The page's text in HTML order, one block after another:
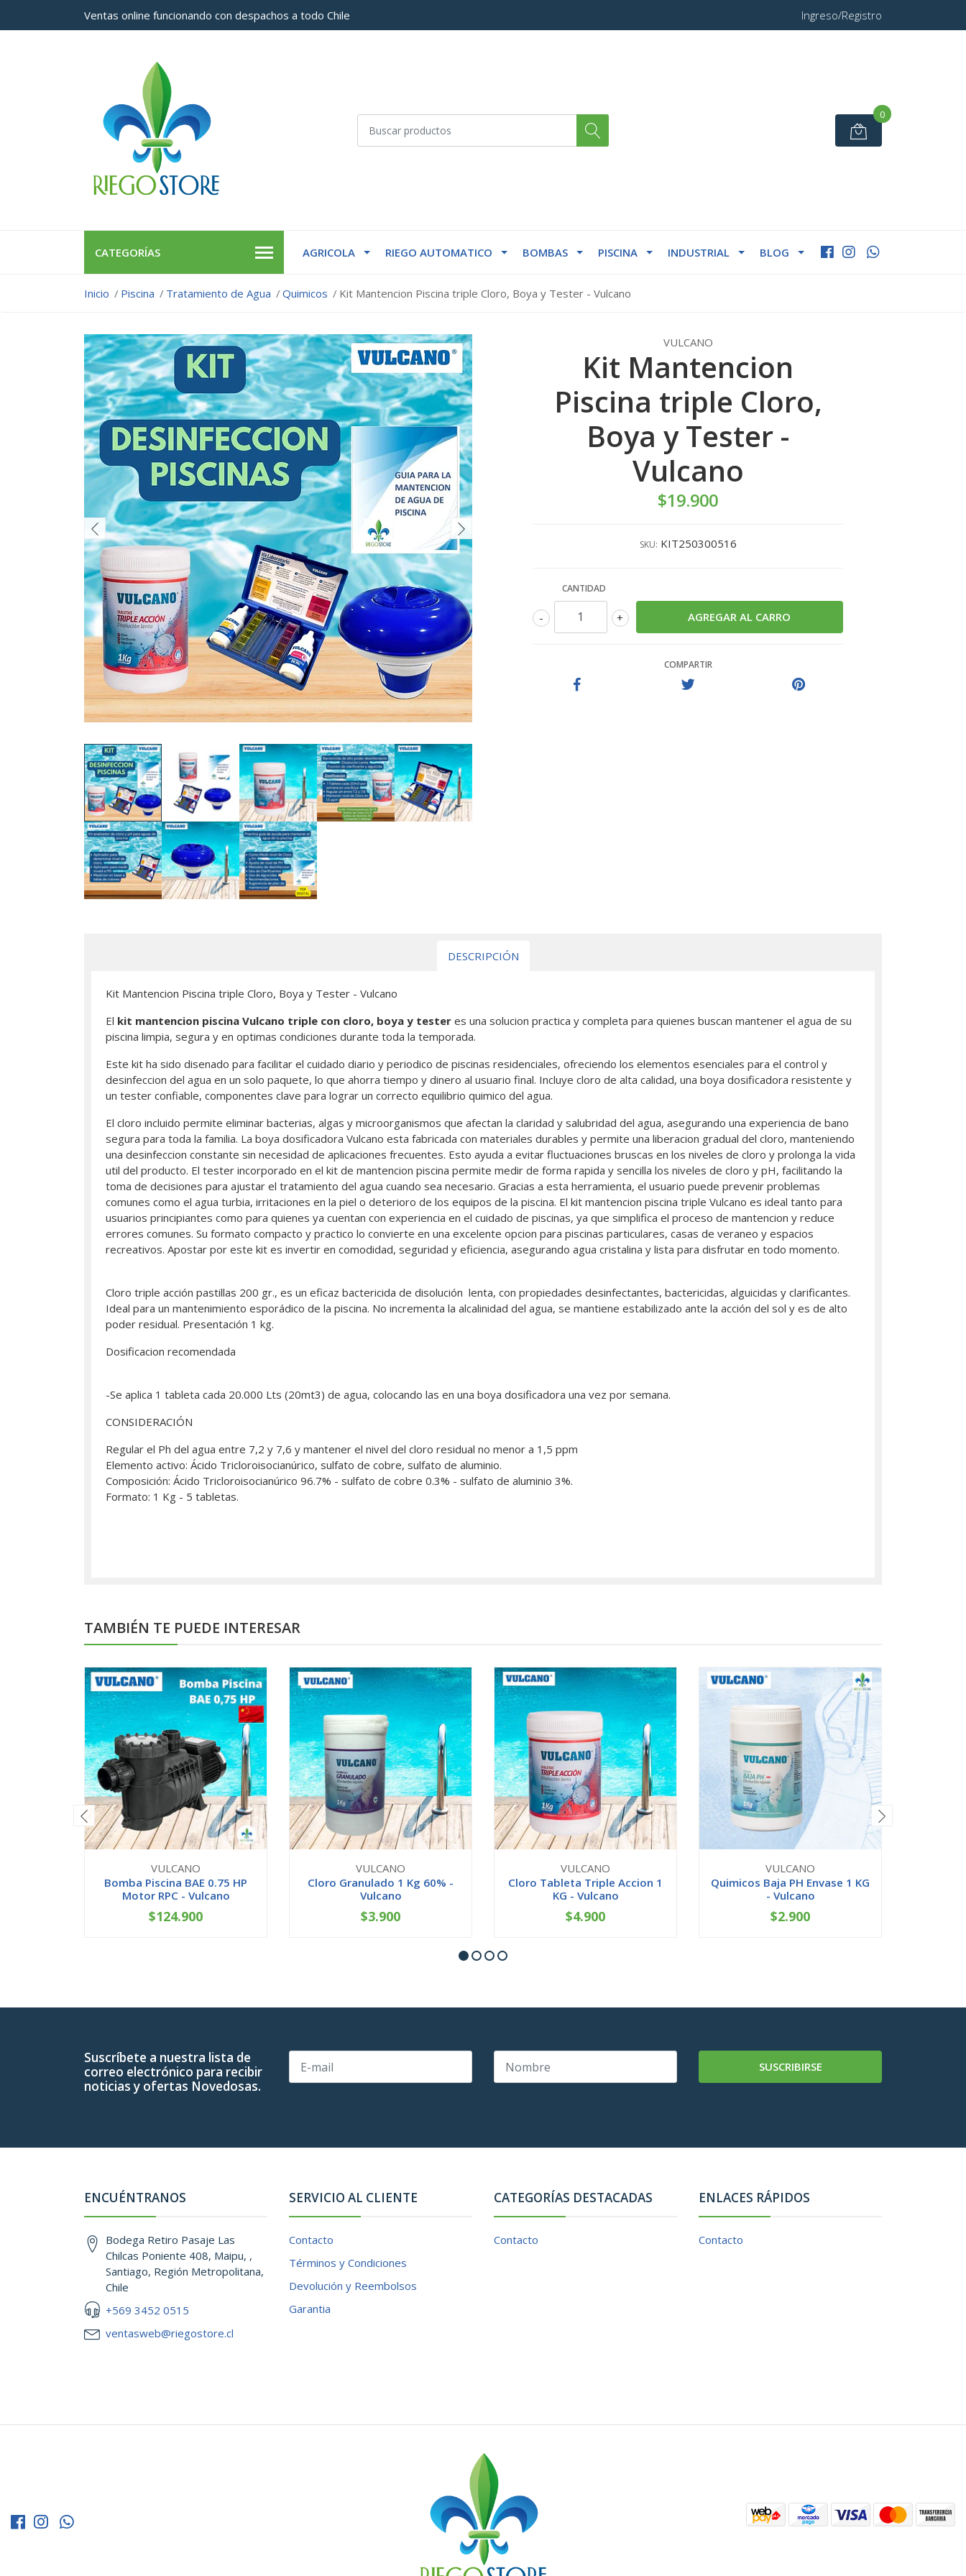
Ventas online funcionando con despachos a todo Chile Ingreso/Registro
0
CATEGORÍAS AGRICOLA RIEGO AUTOMATICO BOMBAS PISCINA INDUSTRIAL BLOG
Inicio Piscina Tratamiento de Agua Quimicos Kit Mantencion Piscina triple Cloro, Boya y Tester - Vulcano
VULCANO
Kit Mantencion
Piscina triple Cloro,
Boya y Tester -
Vulcano
$19.900
SKU: KIT250300516
CANTIDAD
+
-
COMPARTIR
DESCRIPCIÓN
Kit Mantencion Piscina triple Cloro, Boya y Tester - Vulcano
El kit mantencion piscina Vulcano triple con cloro, boya y tester es una solucion practica y completa para quienes buscan mantener el agua de su
piscina limpia, segura y en optimas condiciones durante toda la temporada.
Este kit ha sido disenado para facilitar el cuidado diario y periodico de piscinas residenciales, ofreciendo los elementos esenciales para el control y
desinfeccion del agua en un solo paquete, lo que ahorra tiempo y dinero al usuario final. Incluye cloro de alta calidad, una boya dosificadora resistente y
un tester confiable, componentes clave para lograr un correcto equilibrio quimico del agua.
El cloro incluido permite eliminar bacterias, algas y microorganismos que afectan la claridad y salubridad del agua, asegurando una experiencia de bano
segura para toda la familia. La boya dosificadora Vulcano esta fabricada con materiales durables y permite una liberacion gradual del cloro, manteniendo
una desinfeccion constante sin necesidad de aplicaciones frecuentes. Esto ayuda a evitar fluctuaciones bruscas en los niveles de cloro y prolonga la vida
util del producto. El tester incorporado en el kit de mantencion piscina permite medir de forma rapida y sencilla los niveles de cloro y pH, facilitando la
toma de decisiones para ajustar el tratamiento del agua cuando sea necesario. Gracias a esta herramienta, el usuario puede prevenir problemas
comunes como el agua turbia, irritaciones en la piel o deterioro de los equipos de la piscina. El kit mantencion piscina triple Vulcano es ideal tanto para
usuarios principiantes como para quienes ya cuentan con experiencia en el cuidado de piscinas, ya que simplifica el proceso de mantencion y reduce
errores comunes. Su formato compacto y practico lo convierte en una excelente opcion para piscinas particulares, casas de veraneo y espacios
recreativos. Apostar por este kit es invertir en comodidad, seguridad y eficiencia, asegurando agua cristalina y lista para disfrutar en todo momento.
Cloro triple acción pastillas 200 gr., es un eficaz bactericida de disolución lenta, con propiedades desinfectantes, bactericidas, alguicidas y clarificantes.
Ideal para un mantenimiento esporádico de la piscina. No incrementa la alcalinidad del agua, se mantiene estabilizado ante la acción del sol y es de alto
poder residual. Presentación 1 kg.
Dosificacion recomendada
-Se aplica 1 tableta cada 20.000 Lts (20mt3) de agua, colocando las en una boya dosificadora una vez por semana.
CONSIDERACIÓN
Regular el Ph del agua entre 7,2 y 7,6 y mantener el nivel del cloro residual no menor a 1,5 ppm
Elemento activo: Ácido Tricloroisocianúrico, sulfato de cobre, sulfato de aluminio.
Composición: Ácido Tricloroisocianúrico 96.7% - sulfato de cobre 0.3% - sulfato de aluminio 3%.
Formato: 1 Kg - 5 tabletas.
TAMBIÉN TE PUEDE INTERESAR
VULCANO
Bomba Piscina BAE 0.75 HP
Motor RPC - Vulcano
+
$124.900
VULCANO
Cloro Granulado 1 Kg 60% -
Vulcano
+
$3.900
VULCANO
Cloro Tableta Triple Accion 1
KG - Vulcano
+
$4.900
VULCANO
Quimicos Baja PH Envase 1 KG
- Vulcano
+
$2.900
Suscríbete a nuestra lista de
correo electrónico para recibir
noticias y ofertas Novedosas.
SUSCRIBIRSE
ENCUÉNTRANOS
Bodega Retiro Pasaje Las
Chilcas Poniente 408, Maipu, ,
Santiago, Región Metropolitana,
Chile
+569 3452 0515
ventasweb@riegostore.cl
SERVICIO AL CLIENTE
Contacto
Términos y Condiciones
Devolución y Reembolsos
Garantia
CATEGORÍAS DESTACADAS
Contacto
ENLACES RÁPIDOS
Contacto